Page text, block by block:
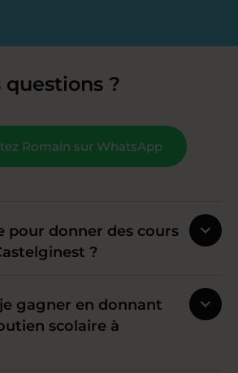
questions ?
Romain sur WhatsApp
pour donner des cours
à Castelginest ?
gagner en donnant
scolaire à